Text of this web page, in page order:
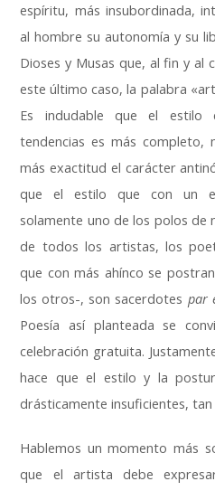
espíritu, más insubordinada,
al hombre su autonomía y su
Dioses y Musas que, al fin y al
este último caso,la palabra
Es indudable que el estilo
tendencias es más completo,
más exactitud el carácter
que el estilo que con un
solamente uno de los polos de
de todos los artistas,los
que con más ahínco se
los otros-, son sacerdotes par
Poesía así planteada se
celebración gratuita.
hace que el estilo y la
drásticamente insuficientes,tan
Hablemos un momento más
que el artista debe